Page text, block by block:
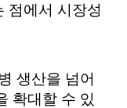
점에서 시장성
생산을 넘어
확대할 수 있